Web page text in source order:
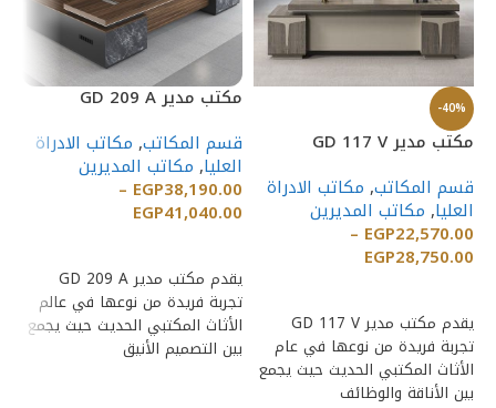
-40%
مكتب مدير GD 117 V
قسم المكاتب, مكاتب الادراة
العليا, مكاتب المديرين
EGP22,570.00
–
EGP28,750.00
يقدم مكتب مدير GD 117 V
تجربة فريدة من نوعها في عام
الأثاث المكتبي الحديث حيث يجمع
بين الأناقة والوظائف
مكتب مدير GD 209 A
قسم المكاتب, مكاتب الادراة
العليا, مكاتب المديرين
EGP38,190.00
–
EGP41,040.00
يقدم مكتب مدير GD 209 A
تجربة فريدة من نوعها في عالم
الأثاث المكتبي الحديث حيث يجمع
بين التصميم الأنيق